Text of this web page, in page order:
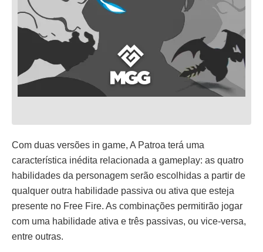
Com duas versões in game, A Patroa terá uma
característica inédita relacionada a gameplay: as quatro
habilidades da personagem serão escolhidas a partir de
qualquer outra habilidade passiva ou ativa que esteja
presente no Free Fire. As combinações permitirão jogar
com uma habilidade ativa e três passivas, ou vice-versa,
entre outras.